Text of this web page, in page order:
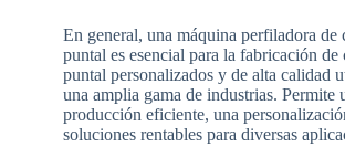
En general, una máquina perfiladora de
puntal es esencial para la fabricación de
puntal personalizados y de alta calidad
una amplia gama de industrias. Permite
producción eficiente, una
soluciones rentables para diversas